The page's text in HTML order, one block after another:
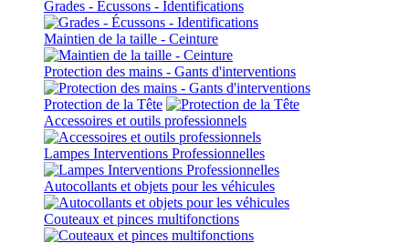
Grades - Écussons - Identifications
Maintien de la taille - Ceinture
Protection des mains - Gants d'interventions
Protection de la Tête
Accessoires et outils professionnels
Lampes Interventions Professionnelles
Autocollants et objets pour les véhicules
Couteaux et pinces multifonctions